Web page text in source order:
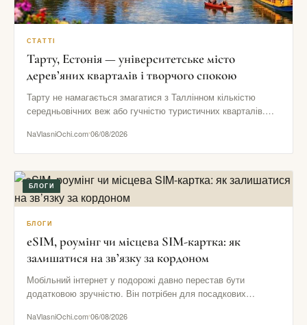
СТАТТІ
Тарту, Естонія — університетське місто
дерев’яних кварталів і творчого спокою
Тарту не намагається змагатися з Таллінном кількістю
середньовічних веж або гучністю туристичних кварталів.
NaVlasniOchi.com06/08/2026
БЛОГИ
БЛОГИ
eSIM, роумінг чи місцева SIM-картка: як
залишатися на зв’язку за кордоном
Мобільний інтернет у подорожі давно перестав бути
додатковою зручністю. Він потрібен для посадкових
NaVlasniOchi.com06/08/2026